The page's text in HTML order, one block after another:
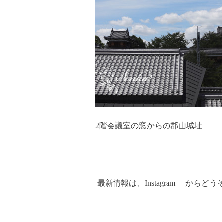
2階会議室の窓からの郡山城址
最新情報は、 Instagram からどう